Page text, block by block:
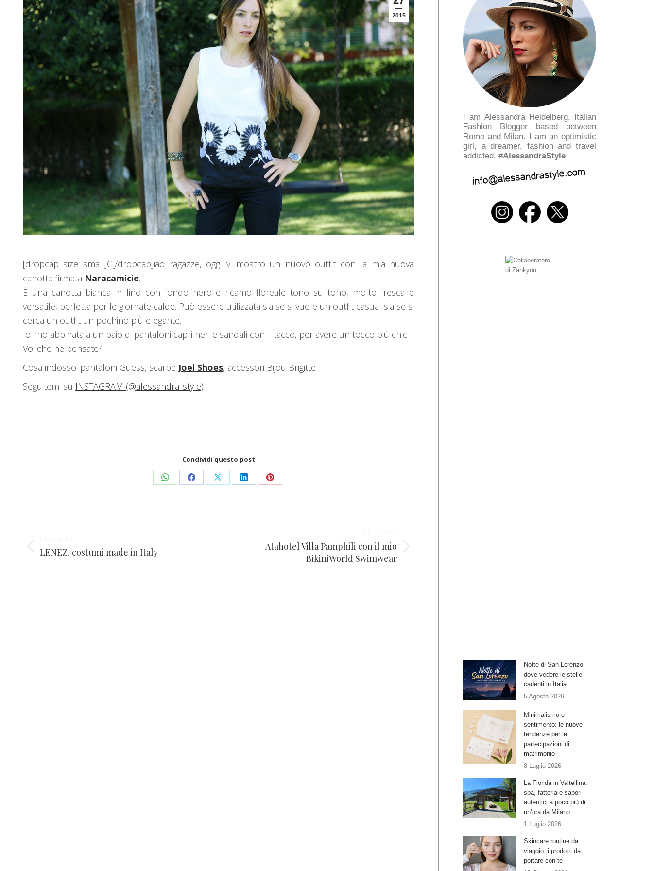
2015
[dropcap size=small]C[/dropcap]iao ragazze, oggi vi mostro un nuovo outfit con la mia nuova
canotta firmata Naracamicie.
È una canotta bianca in lino con fondo nero e ricamo floreale tono su tono, molto fresca e
versatile, perfetta per le giornate calde. Può essere utilizzata sia se si vuole un outfit casual sia se si
cerca un outfit un pochino più elegante.
Io l’ho abbinata a un paio di pantaloni capri neri e sandali con il tacco, per avere un tocco più chic.
Voi che ne pensate?
Cosa indosso: pantaloni Guess, scarpe Joel Shoes, accessori Bijou Brigitte
Seguitemi su INSTAGRAM (@alessandra_style)
Condividi questo post
Condividi
WhatsApp
Condividi
Facebook
Condividi
X
Condividi
LinkedIn
Condividi
Pinterest
tra Post
LENEZ, costumi made in Italy
Prossimo
Atahotel Villa Pamphili con il mio
BikiniWorld Swimwear
I am Alessandra Heidelberg, Italian
Fashion Blogger based between
Rome and Milan. I am an optimistic
girl, a dreamer, fashion and travel
addicted. #AlessandraStyle
Notte di San Lorenzo:
dove vedere le stelle
cadenti in Italia
5 Agosto 2026
Minimalismo e
sentimento: le nuove
tendenze per le
partecipazioni di
matrimonio
8 Luglio 2026
La Fiorida in Valtellina:
spa, fattoria e sapori
autentici a poco più di
un’ora da Milano
1 Luglio 2026
Skincare routine da
viaggio: i prodotti da
portare con te